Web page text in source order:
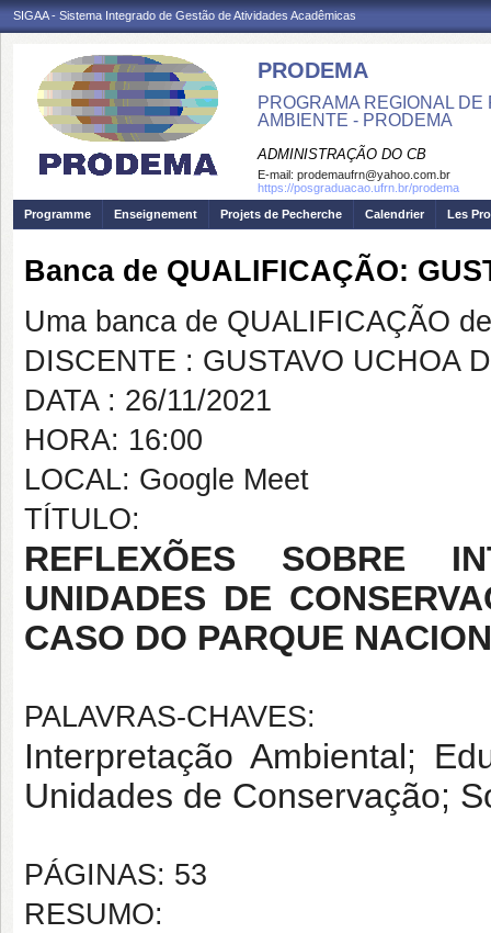
SIGAA - Sistema Integrado de Gestão de Atividades Acadêmicas
PRODEMA
PROGRAMA REGIONAL
AMBIENTE - PRODEMA
ADMINISTRAÇÃO DO CB
E-mail: prodemaufrn@yahoo.com.br
https://posgraduacao.ufrn.br/prodema
Programme
Enseignement Projets de Pecherche Calendrier Les
Banca de QUALIFICAÇÃO:
Uma banca de QUALIFICAÇÃO
DISCENTE : GUSTAVO UCHOA
DATA : 26/11/2021
HORA: 16:00
LOCAL: Google Meet
TÍTULO:
REFLEXÕES SOBRE
UNIDADES DE
CASO DO PARQUE
PALAVRAS-CHAVES:
Interpretação Ambiental;
Unidades de Conservação;
PÁGINAS: 53
RESUMO: